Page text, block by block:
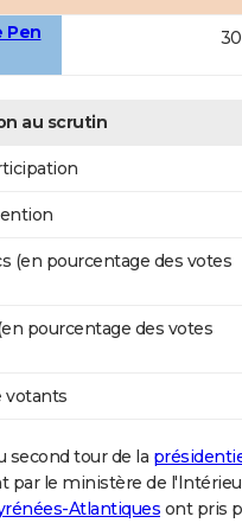
Pen
au scrutin
(en pourcentage des votes
pourcentage des votes
votants
second tour de la
par le ministère de
Atlantiques ont pris